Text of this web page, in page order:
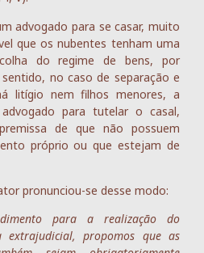
advogado para se casar, muito
que os nubentes tenham uma
do regime de bens, por
no caso de separação e
litígio nem filhos menores, a
para tutelar o casal,
de que não possuem
próprio ou que estejam de
pronunciou-se desse modo:
para a realização do
propomos que as